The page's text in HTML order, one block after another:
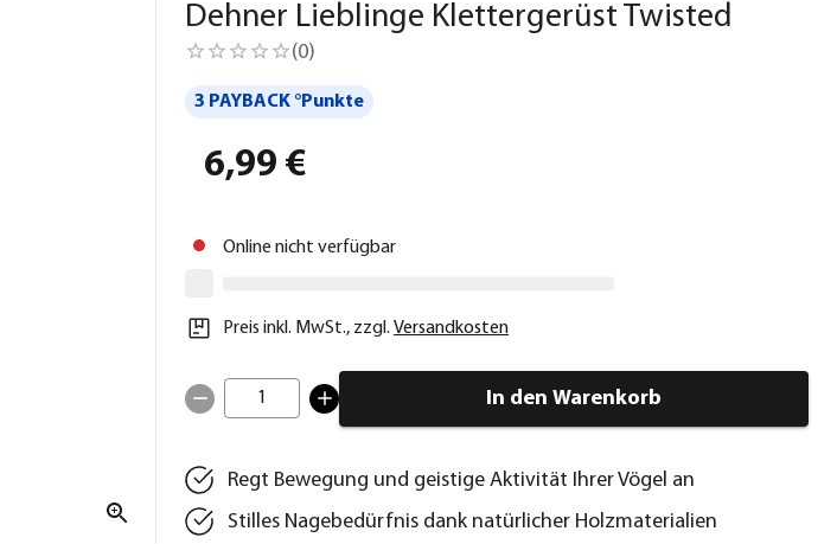
Dehner Lieblinge Klettergerüst Twisted
(0)
3 PAYBACK °Punkte
6,99 €
Online nicht verfügbar
Preis inkl. MwSt., zzgl. Versandkosten
1 In den Warenkorb
Regt Bewegung und geistige Aktivität Ihrer Vögel an
Stilles Nagebedürfnis dank natürlicher Holzmaterialien